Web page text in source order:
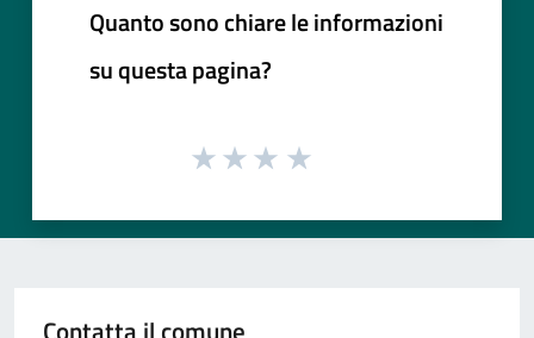
Quanto sono chiare le informazioni
su questa pagina?